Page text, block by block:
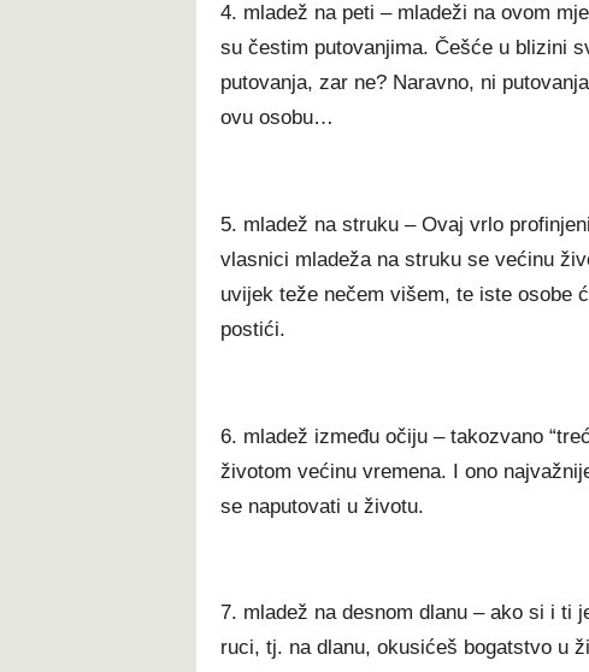
4. mladež na peti – mladeži na ovom
su čestim putovanjima. Češće u blizini
putovanja, zar ne? Naravno, ni
ovu osobu…
5. mladež na struku – Ovaj vrlo
vlasnici mladeža na struku se većinu
uvijek teže nečem višem, te iste osobe
postići.
6. mladež između očiju – takozvano
životom većinu vremena. I ono
se naputovati u životu.
7. mladež na desnom dlanu – ako si i ti
ruci, tj. na dlanu, okusićeš bogatstvo u